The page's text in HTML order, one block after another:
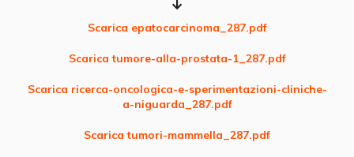
Scarica epatocarcinoma_287.pdf
Scarica tumore-alla-prostata-1_287.pdf
Scarica ricerca-oncologica-e-sperimentazioni-cliniche-
a-niguarda_287.pdf
Scarica tumori-mammella_287.pdf